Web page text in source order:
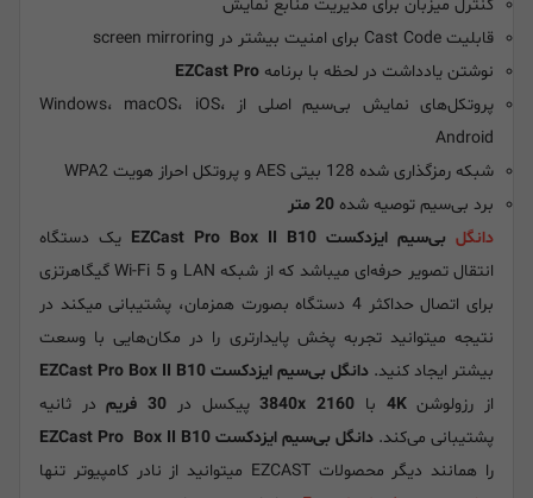
کنترل میزبان برای مدیریت منابع نمایش
قابلیت Cast Code برای امنیت بیشتر در screen mirroring
نوشتن یادداشت در لحظه با برنامه EZCast Pro
پروتکل‌های نمایش بی‌سیم اصلی از Windows، macOS، iOS،
Android
شبکه رمزگذاری شده 128 بیتی AES و پروتکل احراز هویت WPA2
برد بی‌سیم توصیه شده 20 متر
دانگل بی‌سیم ایزدکست EZCast Pro Box II B10
یک دستگاه
انتقال تصویر حرفه‌ای میباشد که از شبکه LAN و Wi-Fi 5 گیگاهرتزی
برای اتصال حداکثر 4 دستگاه بصورت همزمان، پشتیبانی میکند در
نتیجه میتوانید تجربه پخش پایدارتری را در مکان‌هایی با وسعت
بیشتر ایجاد کنید. دانگل بی‌سیم ایزدکست EZCast Pro Box II B10
از رزولوشن4K با 3840x 2160 پیکسل در 30 فریم
در ثانیه
پشتیبانی می‌کند. دانگل بی‌سیم ایزدکست EZCast Pro Box II B10
را همانند دیگر محصولات EZCAST میتوانید از نادر کامپیوتر تنها